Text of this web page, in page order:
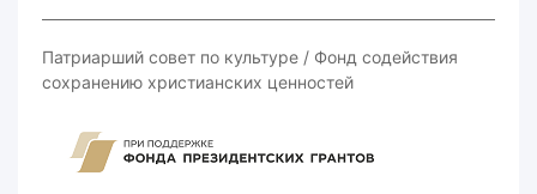
Патриарший совет по культуре / Фонд содействия
сохранению христианских ценностей